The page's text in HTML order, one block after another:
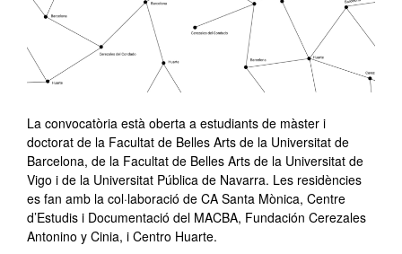
La convocatòria està oberta a estudiants de màster i
doctorat de la Facultat de Belles Arts de la Universitat de
Barcelona, de la Facultat de Belles Arts de la Universitat de
Vigo i de la Universitat Pública de Navarra. Les residències
es fan amb la col·laboració de CA Santa Mònica, Centre
d’Estudis i Documentació del MACBA, Fundación Cerezales
Antonino y Cinia, i Centro Huarte.